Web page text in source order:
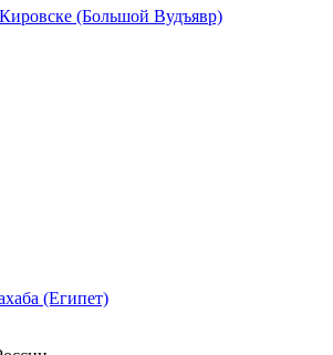
(Большой Вудъявр)
(Египет)